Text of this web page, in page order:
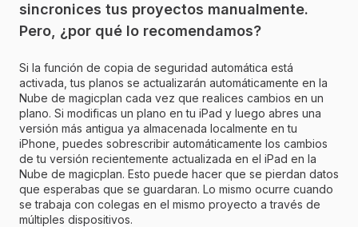
sincronices tus proyectos manualmente.
Pero, ¿por qué lo recomendamos?
Si la función de copia de seguridad automática está
activada, tus planos se actualizarán automáticamente en la
Nube de magicplan cada vez que realices cambios en un
plano. Si modificas un plano en tu iPad y luego abres una
versión más antigua ya almacenada localmente en tu
iPhone, puedes sobrescribir automáticamente los cambios
de tu versión recientemente actualizada en el iPad en la
Nube de magicplan. Esto puede hacer que se pierdan datos
que esperabas que se guardaran. Lo mismo ocurre cuando
se trabaja con colegas en el mismo proyecto a través de
múltiples dispositivos.